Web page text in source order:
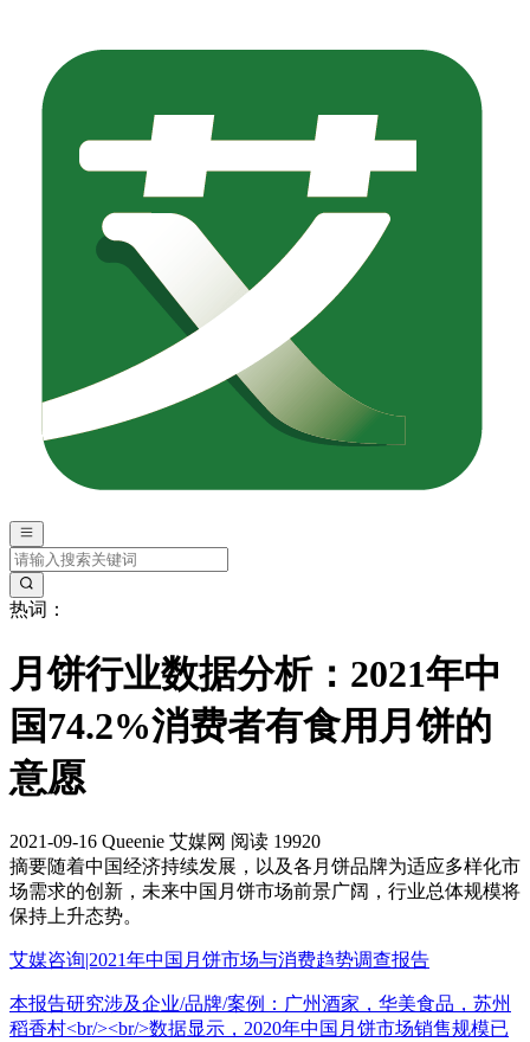
热词：
月饼行业数据分析：2021年中
国74.2%消费者有食用月饼的
意愿
2021-09-16 Queenie 艾媒网 阅读 19920
摘要随着中国经济持续发展，以及各月饼品牌为适应多样化市
场需求的创新，未来中国月饼市场前景广阔，行业总体规模将
保持上升态势。
艾媒咨询|2021年中国月饼市场与消费趋势调查报告
本报告研究涉及企业/品牌/案例：广州酒家，华美食品，苏州
稻香村<br/><br/>数据显示，2020年中国月饼市场销售规模已